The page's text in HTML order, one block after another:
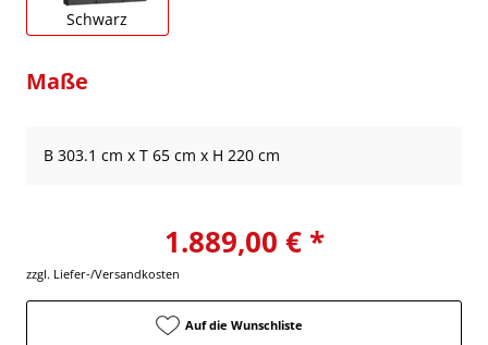
Schwarz
Maße
B 303.1 cm x T 65 cm x H 220 cm
1.889,00 € *
zzgl. Liefer-/Versandkosten
Auf die Wunschliste